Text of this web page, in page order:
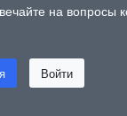
на вопросы
Войти